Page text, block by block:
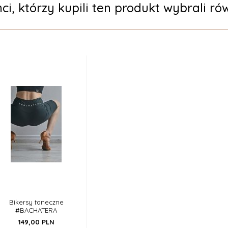
którzy kupili ten produkt wybrali
Bikersy taneczne
#BACHATERA
149,00 PLN